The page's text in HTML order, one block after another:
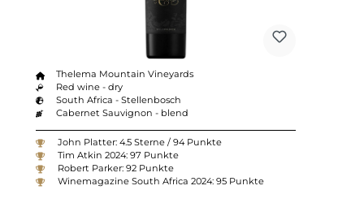
Thelema Mountain Vineyards
Red wine - dry
South Africa - Stellenbosch
Cabernet Sauvignon - blend
John Platter: 4.5 Sterne / 94 Punkte
Tim Atkin 2024: 97 Punkte
Robert Parker: 92 Punkte
Winemagazine South Africa 2024: 95 Punkte